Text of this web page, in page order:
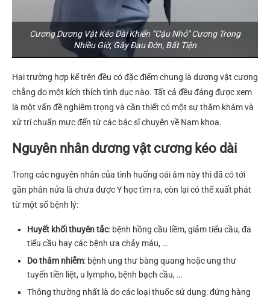
Cương Dương Vật Kéo Dài Khiến “Cậu Nhỏ” Cương Trong
Nhiều Giờ, Gây Đau Đớn, Bất Tiện
Hai trường hợp kể trên đều có đặc điểm chung là dương vật cương
chẳng do một kích thích tình dục nào. Tất cả đều đáng được xem
là một vấn đề nghiêm trọng và cần thiết có một sự thăm khám và
xử trí chuẩn mực đến từ các bác sĩ chuyên về Nam khoa.
Nguyên nhân dương vật cương kéo dài
Trong các nguyên nhân của tình huống oái âm này thì đã có tới
gần phân nửa là chưa được Y học tìm ra, còn lại có thể xuất phát
từ một số bệnh lý:
Huyết khối thuyên tắc: bệnh hồng cầu liềm, giảm tiểu cầu, đa
tiểu cầu hay các bệnh ưa chảy máu, …
Do thâm nhiễm: bệnh ung thư bàng quang hoặc ung thư
tuyến tiền liệt, u lympho, bệnh bạch cầu, …
Thông thường nhất là do các loại thuốc sử dụng: đứng hàng